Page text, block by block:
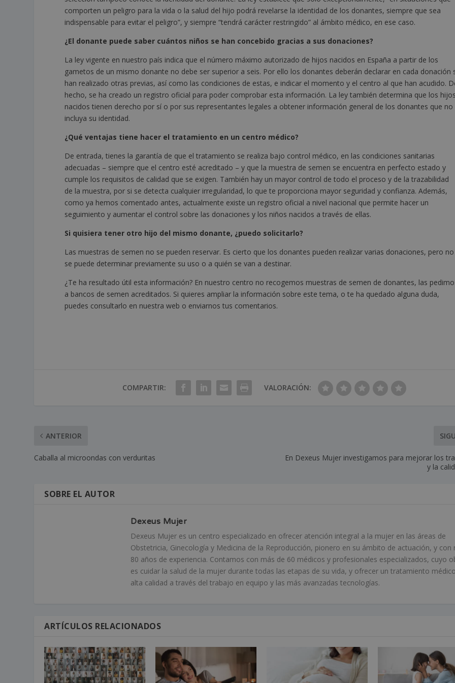
comporten un peligro para la vida o la salud del hijo podrá revelarse la identidad de los donantes, siempre que sea
indispensable para evitar el peligro”, y siempre “tendrá carácter restringido” al ámbito médico, en ese caso.
¿El donante puede saber cuántos niños se han concebido gracias a sus donaciones?
La ley vigente en nuestro país indica que el número máximo autorizado de hijos nacidos en España a partir de los
gametos de un mismo donante no debe ser superior a seis. Por ello los donantes deberán declarar en cada donación
han realizado otras previas, así como las condiciones de estas, e indicar el momento y el centro al que han acudido.
hecho, se ha creado un registro oficial para poder comprobar esta información. La ley también determina que los
nacidos tienen derecho por sí o por sus representantes legales a obtener información general de los donantes que no
incluya su identidad.
¿Qué ventajas tiene hacer el tratamiento en un centro médico?
De entrada, tienes la garantía de que el tratamiento se realiza bajo control médico, en las condiciones sanitarias
adecuadas – siempre que el centro esté acreditado – y que la muestra de semen se encuentra en perfecto estado y
cumple los requisitos de calidad que se exigen. También hay un mayor control de todo el proceso y de la trazabilidad
de la muestra, por si se detecta cualquier irregularidad, lo que te proporciona mayor seguridad y confianza. Además,
como ya hemos comentado antes, actualmente existe un registro oficial a nivel nacional que permite hacer un
seguimiento y aumentar el control sobre las donaciones y los niños nacidos a través de ellas.
Si quisiera tener otro hijo del mismo donante, ¿puedo solicitarlo?
Las muestras de semen no se pueden reservar. Es cierto que los donantes pueden realizar varias donaciones, pero no
se puede determinar previamente su uso o a quién se van a destinar.
¿Te ha resultado útil esta información? En nuestro centro no recogemos muestras de semen de donantes, las
a bancos de semen acreditados. Si quieres ampliar la información sobre este tema, o te ha quedado alguna duda,
puedes consultarlo en nuestra web o enviarnos tus comentarios.
COMPARTIR: VALORACIÓN:
ANTERIOR
Caballa al microondas con verduritas
En Dexeus Mujer investigamos para mejorar los
y la
SOBRE EL AUTOR
Dexeus Mujer
Dexeus Mujer es un centro especializado en ofrecer atención integral a la mujer en las áreas de
Obstetricia, Ginecología y Medicina de la Reproducción, pionero en su ámbito de actuación, y con
80 años de experiencia. Contamos con más de 60 médicos y profesionales especializados, cuyo
es cuidar la salud de la mujer durante todas las etapas de su vida, y ofrecer un tratamiento
alta calidad a través del trabajo en equipo y las más avanzadas tecnologías.
ARTÍCULOS RELACIONADOS